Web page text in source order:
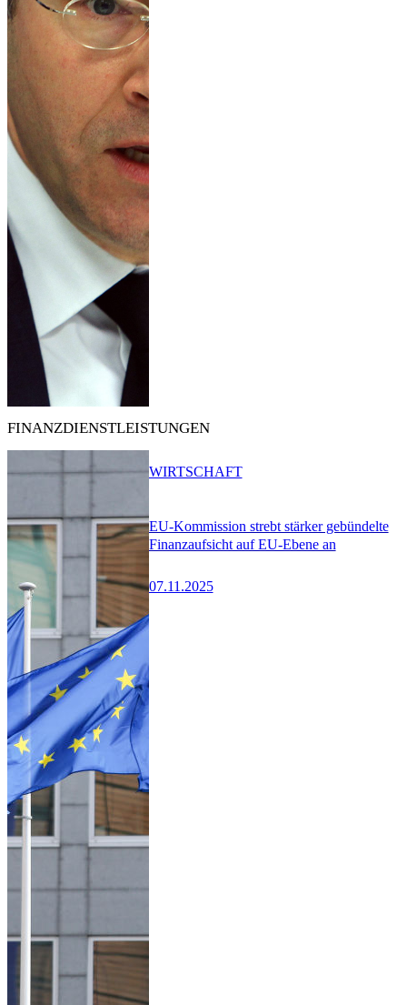
FINANZDIENSTLEISTUNGEN
EU-Kommission strebt stärker gebündelte
Finanzaufsicht auf EU-Ebene an
07.11.2025
WIRTSCHAFT